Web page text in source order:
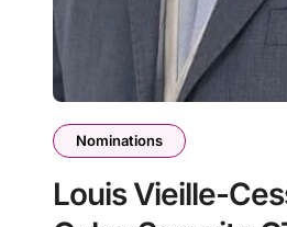
Nominations
Louis Vieille-